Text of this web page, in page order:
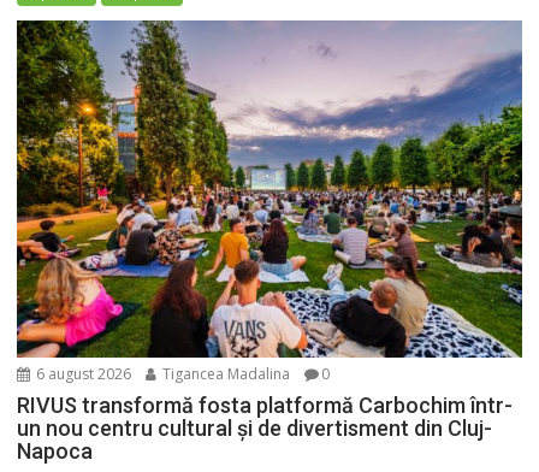
6 august 2026 Tigancea Madalina 0
RIVUS transformă fosta platformă Carbochim într-
un nou centru cultural și de divertisment din Cluj-
Napoca